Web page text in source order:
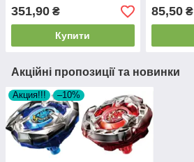
351,90 ₴
Купити
85,50₴
Акційні пропозиції та новинки
Акция!!! –10%